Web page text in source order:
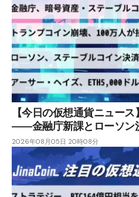
【今日の仮想通貨ニュー
――金融庁新課とローソン
2026年08月05日 20時08分